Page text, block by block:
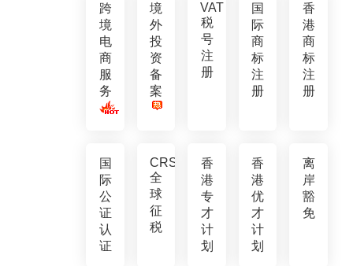
跨
境
电
商
服
务
境
外
投
资
备
案
VAT
税
号
注
册
国
际
商
标
注
册
香
港
商
标
注
册
国
际
公
证
认
证
CRS
全
球
征
税
香
港
专
才
计
划
香
港
优
才
计
划
离
岸
豁
免